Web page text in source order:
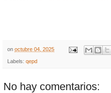
on octubre 04, 2025
Labels: qepd
No hay comentarios: